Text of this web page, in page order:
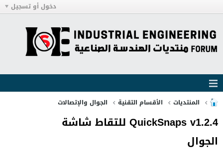
دخول أو تسجيل
المنتديات الأقسام التقنية الجوال والإتصالات
QuickSnaps v1.2.4 للتقاط شاشة
الجوال